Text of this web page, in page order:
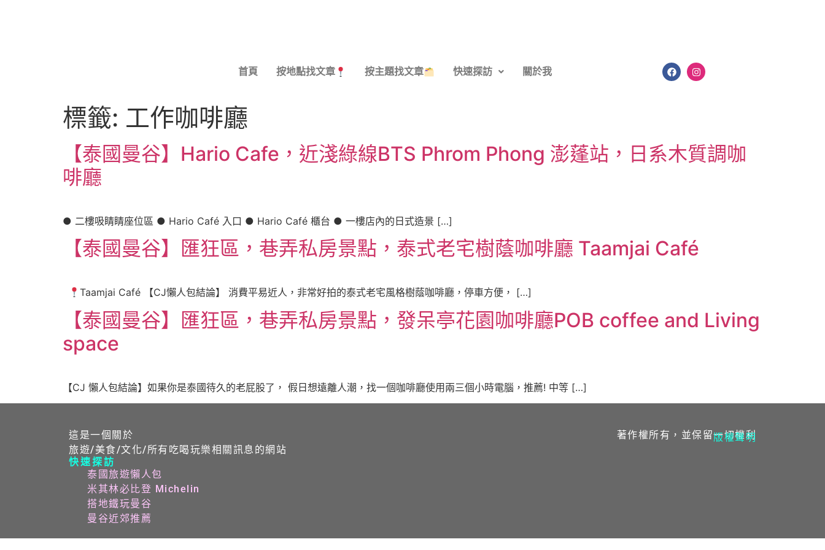
首頁 按地點找文章 按主題找文章 快速探訪 關於我
標籤: 工作咖啡廳
【泰國曼谷】Hario Cafe，近淺綠線BTS Phrom Phong 澎蓬站，日系木質調咖
啡廳
● 二樓吸睛睛座位區 ● Hario Café 入口 ● Hario Café 櫃台 ● 一樓店內的日式造景 […]
【泰國曼谷】匯狂區，巷弄私房景點，泰式老宅樹蔭咖啡廳 Taamjai Café
Taamjai Café 【CJ懶人包結論】 消費平易近人，非常好拍的泰式老宅風格樹蔭咖啡廳，停車方便， […]
【泰國曼谷】匯狂區，巷弄私房景點，發呆亭花園咖啡廳POB coffee and Living
space
【CJ 懶人包結論】如果你是泰國待久的老屁股了， 假日想遠離人潮，找一個咖啡廳使用兩三個小時電腦，推薦! 中等 […]
這是一個關於
旅遊/美食/文化/所有吃喝玩樂相關訊息的網站
快速探訪
泰國旅遊懶人包
米其林必比登 Michelin
搭地鐵玩曼谷
曼谷近郊推薦
著作權所有，並保留一切權利
版權聲明